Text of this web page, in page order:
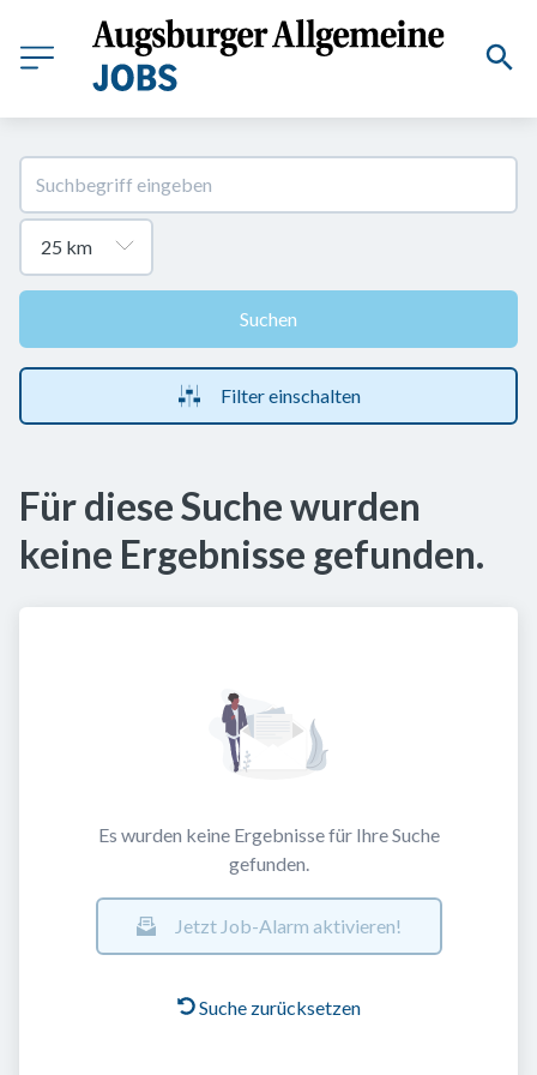
Suchen
Filter einschalten
Für diese Suche wurden
keine Ergebnisse gefunden.
Es wurden keine Ergebnisse für Ihre Suche
gefunden.
Jetzt Job-Alarm aktivieren!
Suche zurücksetzen